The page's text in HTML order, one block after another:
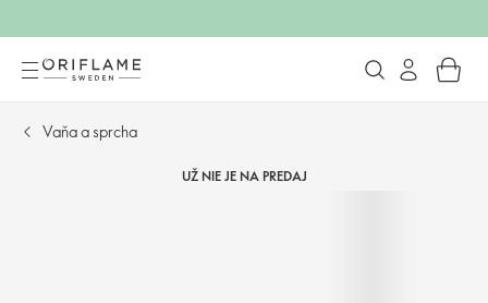
Vaňa a sprcha
UŽ NIE JE NA PREDAJ